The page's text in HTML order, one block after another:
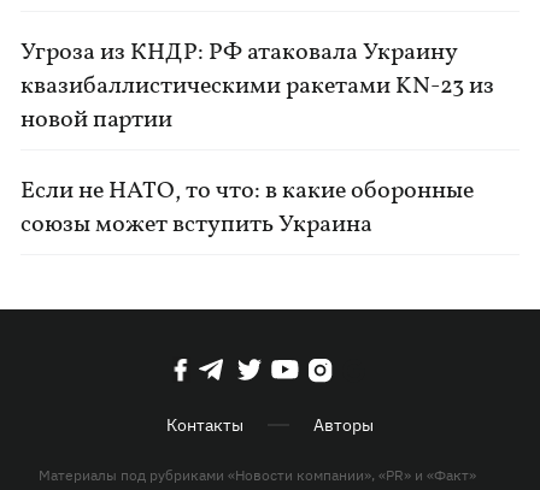
Угроза из КНДР: РФ атаковала Украину
квазибаллистическими ракетами KN-23 из
новой партии
Если не НАТО, то что: в какие оборонные
союзы может вступить Украина
Контакты Авторы
Материалы под рубриками «Новости компании», «PR» и «Факт»